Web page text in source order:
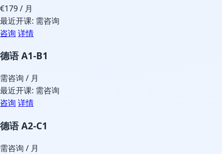
€179/ 月
最近开课: 需咨询
咨询 详情
德语 A1-B1
需咨询 / 月
最近开课: 需咨询
咨询 详情
德语 A2-C1
需咨询 / 月